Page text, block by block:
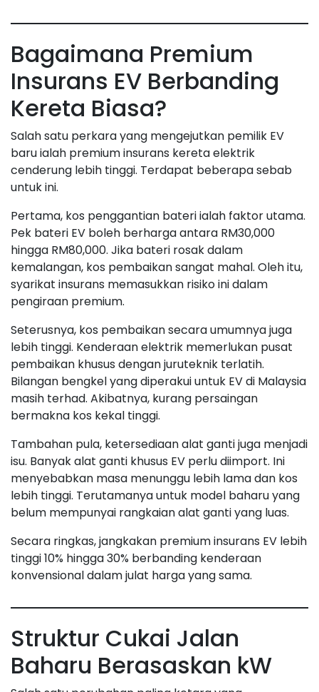
Bagaimana Premium
Insurans EV Berbanding
Kereta Biasa?
Salah satu perkara yang mengejutkan pemilik EV
baru ialah premium insurans kereta elektrik
cenderung lebih tinggi. Terdapat beberapa sebab
untuk ini.
Pertama, kos penggantian bateri ialah faktor utama.
Pek bateri EV boleh berharga antara RM30,000
hingga RM80,000. Jika bateri rosak dalam
kemalangan, kos pembaikan sangat mahal. Oleh itu,
syarikat insurans memasukkan risiko ini dalam
pengiraan premium.
Seterusnya, kos pembaikan secara umumnya juga
lebih tinggi. Kenderaan elektrik memerlukan pusat
pembaikan khusus dengan juruteknik terlatih.
Bilangan bengkel yang diperakui untuk EV di Malaysia
masih terhad. Akibatnya, kurang persaingan
bermakna kos kekal tinggi.
Tambahan pula, ketersediaan alat ganti juga menjadi
isu. Banyak alat ganti khusus EV perlu diimport. Ini
menyebabkan masa menunggu lebih lama dan kos
lebih tinggi. Terutamanya untuk model baharu yang
belum mempunyai rangkaian alat ganti yang luas.
Secara ringkas, jangkakan premium insurans EV lebih
tinggi 10% hingga 30% berbanding kenderaan
konvensional dalam julat harga yang sama.
Struktur Cukai Jalan
Baharu Berasaskan kW